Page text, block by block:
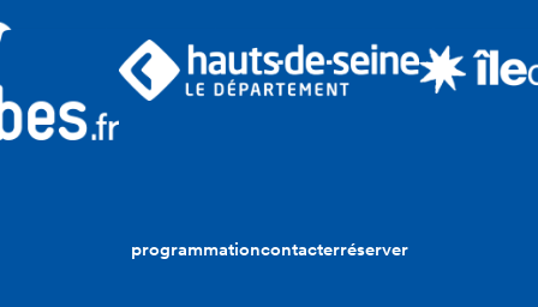
programmationcontacterréserver